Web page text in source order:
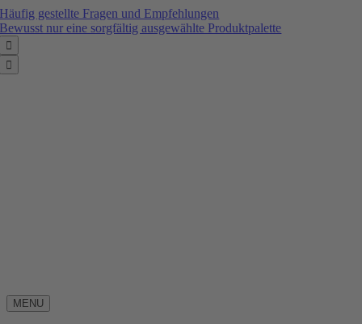
Zum
Inhalt
springen
Häufig gestellte Fragen und Empfehlungen
Bewusst nur eine sorgfältig ausgewählte Produktpalette


MENU